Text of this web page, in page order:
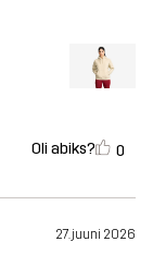
Oli abiks? 0
27. juuni 2026